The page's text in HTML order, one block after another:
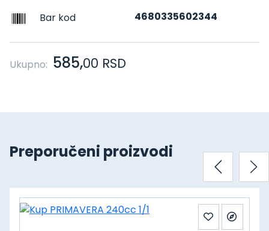
Bar kod
4680335602344
Ukupno: 585,00 RSD
Preporučeni proizvodi